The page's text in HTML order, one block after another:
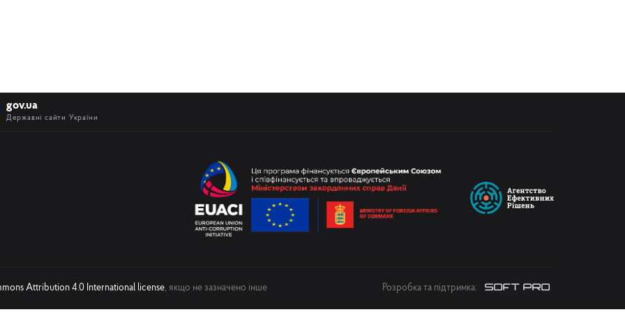
gov.ua
Державні сайти України
Attribution 4.0 International license, якщо не зазначено інше Розробка та підтримка: